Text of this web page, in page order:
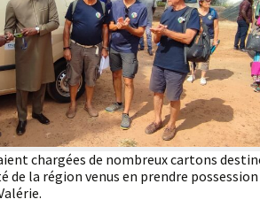
chargées de nombreux cartons
de la région venus en prendre possession